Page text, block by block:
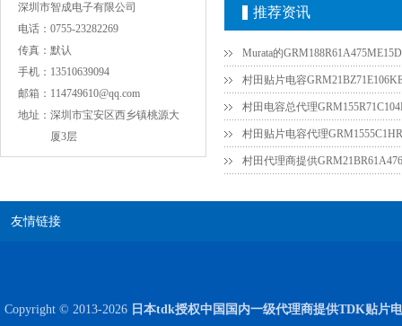
深圳市智成电子有限公司
电话： 0755-23282269
传真： 默认
手机： 13510639094
邮箱： 114749610@qq.com
地址： 深圳市宝安区西乡镇桃源大
厦3层
推荐资讯
Murata的
村田贴片电容
村田电容总代理
村田贴片电容代理
友情链接
Copyright © 2013-2026 日本tdk授权中国国内一级代理商提供TDK贴片